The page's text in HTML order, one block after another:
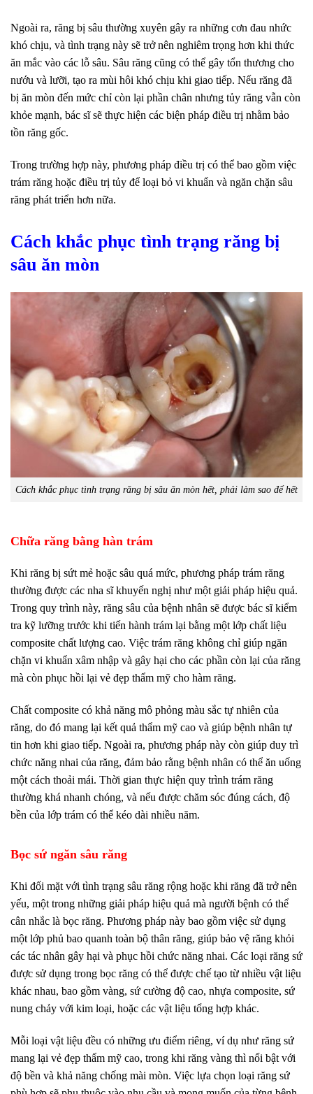
Ngoài ra, răng bị sâu thường xuyên gây ra những cơn đau nhức
khó chịu, và tình trạng này sẽ trở nên nghiêm trọng hơn khi thức
ăn mắc vào các lỗ sâu. Sâu răng cũng có thể gây tổn thương cho
nướu và lưỡi, tạo ra mùi hôi khó chịu khi giao tiếp. Nếu răng đã
bị ăn mòn đến mức chỉ còn lại phần chân nhưng tủy răng vẫn còn
khỏe mạnh, bác sĩ sẽ thực hiện các biện pháp điều trị nhằm bảo
tồn răng gốc.
Trong trường hợp này, phương pháp điều trị có thể bao gồm việc
trám răng hoặc điều trị tủy để loại bỏ vi khuẩn và ngăn chặn sâu
răng phát triển hơn nữa.
Cách khắc phục tình trạng răng bị
sâu ăn mòn
Cách khắc phục tình trạng răng bị sâu ăn mòn hết, phải làm sao để hết
Chữa răng bằng hàn trám
Khi răng bị sứt mẻ hoặc sâu quá mức, phương pháp trám răng
thường được các nha sĩ khuyến nghị như một giải pháp hiệu quả.
Trong quy trình này, răng sâu của bệnh nhân sẽ được bác sĩ kiểm
tra kỹ lưỡng trước khi tiến hành trám lại bằng một lớp chất liệu
composite chất lượng cao. Việc trám răng không chỉ giúp ngăn
chặn vi khuẩn xâm nhập và gây hại cho các phần còn lại của răng
mà còn phục hồi lại vẻ đẹp thẩm mỹ cho hàm răng.
Chất composite có khả năng mô phỏng màu sắc tự nhiên của
răng, do đó mang lại kết quả thẩm mỹ cao và giúp bệnh nhân tự
tin hơn khi giao tiếp. Ngoài ra, phương pháp này còn giúp duy trì
chức năng nhai của răng, đảm bảo rằng bệnh nhân có thể ăn uống
một cách thoải mái. Thời gian thực hiện quy trình trám răng
thường khá nhanh chóng, và nếu được chăm sóc đúng cách, độ
bền của lớp trám có thể kéo dài nhiều năm.
Bọc sứ ngăn sâu răng
Khi đối mặt với tình trạng sâu răng rộng hoặc khi răng đã trở nên
yếu, một trong những giải pháp hiệu quả mà người bệnh có thể
cân nhắc là bọc răng. Phương pháp này bao gồm việc sử dụng
một lớp phủ bao quanh toàn bộ thân răng, giúp bảo vệ răng khỏi
các tác nhân gây hại và phục hồi chức năng nhai. Các loại răng sứ
được sử dụng trong bọc răng có thể được chế tạo từ nhiều vật liệu
khác nhau, bao gồm vàng, sứ cường độ cao, nhựa composite, sứ
nung chảy với kim loại, hoặc các vật liệu tổng hợp khác.
Mỗi loại vật liệu đều có những ưu điểm riêng, ví dụ như răng sứ
mang lại vẻ đẹp thẩm mỹ cao, trong khi răng vàng thì nổi bật với
độ bền và khả năng chống mài mòn. Việc lựa chọn loại răng sứ